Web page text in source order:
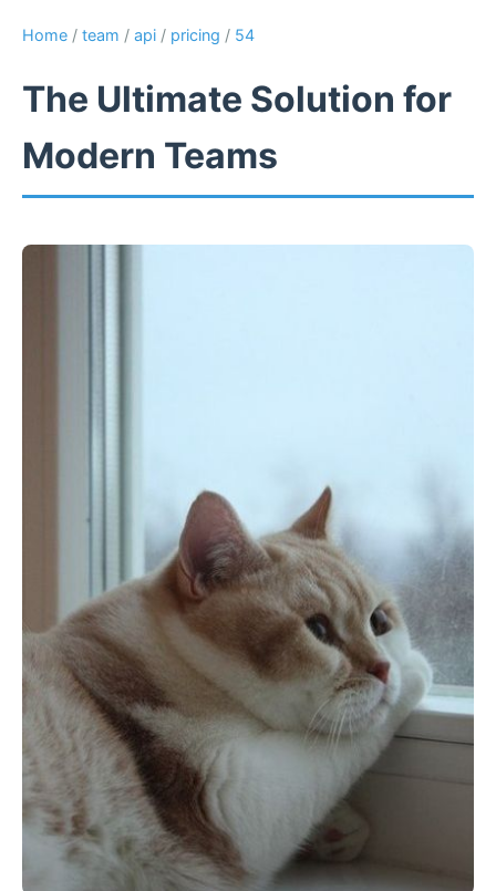
Home / team / api / pricing / 54
The Ultimate Solution for
Modern Teams